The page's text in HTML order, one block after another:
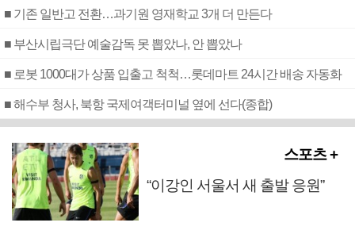
■ 기존 일반고 전환…과기원 영재학교 3개 더 만든다
■ 부산시립극단 예술감독 못 뽑았나, 안 뽑았나
■ 로봇 1000대가 상품 입출고 척척…롯데마트 24시간 배송 자동화
■ 해수부 청사, 북항 국제여객터미널 옆에 선다(종합)
스포츠 +
“이강인 서울서 새 출발 응원”